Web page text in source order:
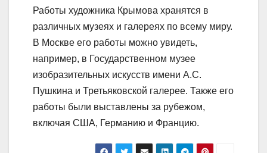
Работы художника Крымова хранятся в
различных музеях и галереях по всему миру.
В Москве его работы можно увидеть,
например, в Государственном музее
изобразительных искусств имени А.С.
Пушкина и Третьяковской галерее. Также его
работы были выставлены за рубежом,
включая США, Германию и Францию.